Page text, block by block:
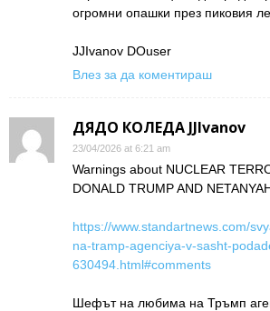
огромни опашки през пиковия
JJIvanov DOuser
Влез за да коментираш
ДЯДО КОЛЕДА JJIvanov
23/04/2026 at 6:21 am
Warnings about NUCLEAR
DONALD TRUMP AND
https://www.standartnews.com/
na-tramp-agenciya-v-sasht-
630494.html#comments
Шефът на любима на Тръмп